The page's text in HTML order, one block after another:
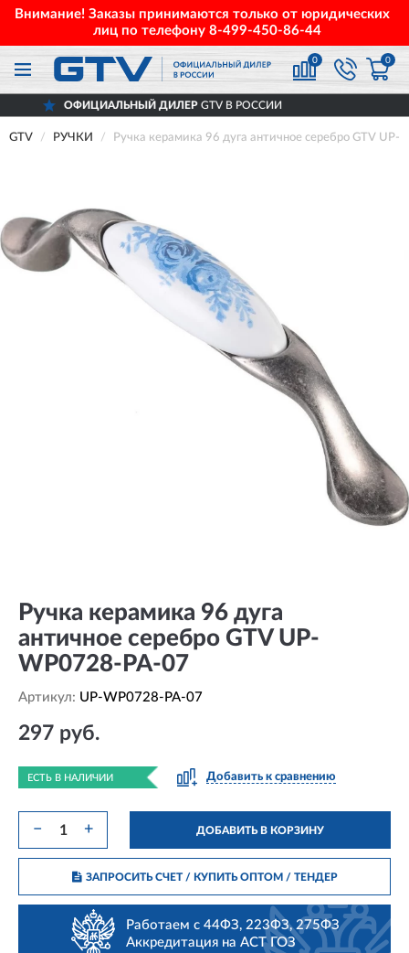
Внимание! Заказы принимаются только от юридических
лиц по телефону 8-499-450-86-44
0 0
ДИЛЕРGTV В РОССИИ
GTV РУЧКИ Ручка керамика 96 дуга античное серебро GTV
Ручка керамика 96 дуга
античное серебро GTV UP-
WP0728-PA-07
Артикул: UP-WP0728-PA-07
297 руб.
ЕСТЬ В НАЛИЧИИ Добавить к сравнению
− + ДОБАВИТЬ В КОРЗИНУ
ЗАПРОСИТЬ СЧЕТ / КУПИТЬ ОПТОМ/ ТЕНДЕР
Работаем с 44ФЗ, 223ФЗ, 275ФЗ
Аккредитация на АСТ ГОЗ